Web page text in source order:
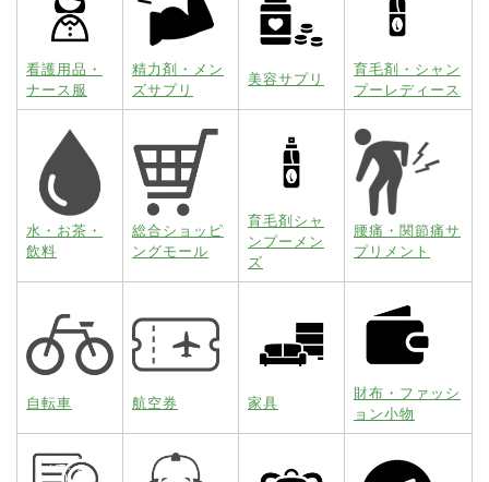
看護用品・
ナース服
精力剤・メン
ズサプリ
美容サプリ
育毛剤・シャン
プーレディース
水・お茶・
飲料
総合ショッピ
ングモール
育毛剤シャ
ンプーメン
ズ
腰痛・関節痛サ
プリメント
自転車 航空券 家具
財布・ファッシ
ョン小物